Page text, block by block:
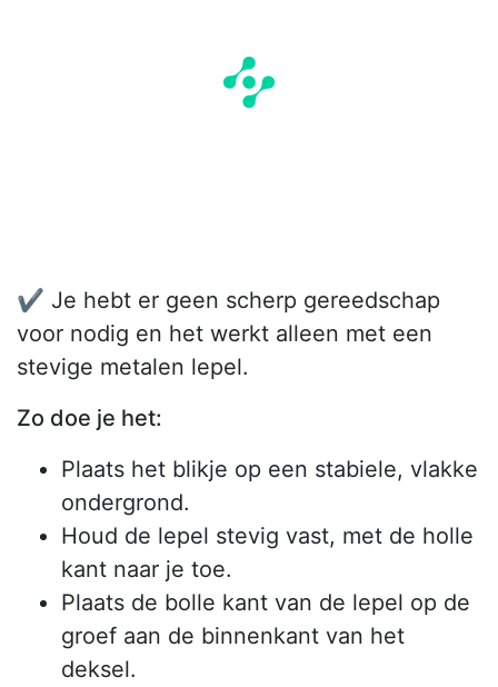
✔️ Je hebt er geen scherp gereedschap
voor nodig en het werkt alleen met een
stevige metalen lepel.
Zo doe je het:
Plaats het blikje op een stabiele, vlakke
ondergrond.
Houd de lepel stevig vast, met de holle
kant naar je toe.
Plaats de bolle kant van de lepel op de
groef aan de binnenkant van het
deksel.